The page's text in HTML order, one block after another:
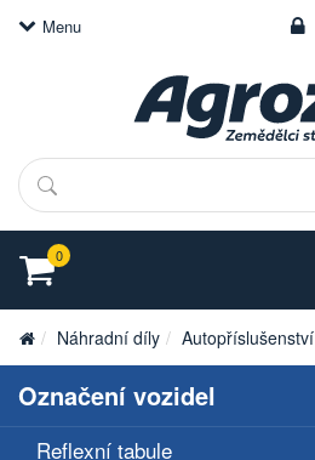
Menu
Hledat
0
Náhradní díly Autopříslušenství
Označení vozidel
Reflexní tabule